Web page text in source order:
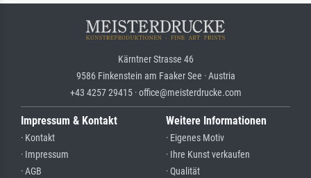
Kärntner Strasse 46
9586 Finkenstein am Faaker See · Austria
+43 4257 29415 · office@meisterdrucke.com
Impressum & Kontakt
· Kontakt
· Impressum
· AGB
Weitere Informationen
· Eigenes Motiv
· Ihre Kunst verkaufen
· Qualität